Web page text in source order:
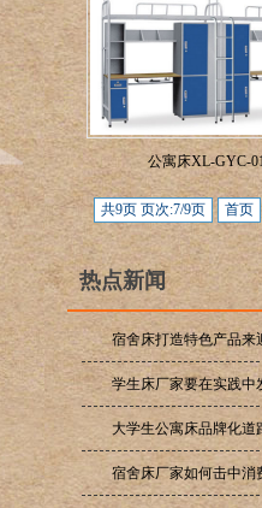
公寓床XL-GYC-
共9页 页次:7/9页 首页
热点新闻
宿舍床打造特色产品来
学生床厂家要在实践中
大学生公寓床品牌化道
宿舍床厂家如何击中消